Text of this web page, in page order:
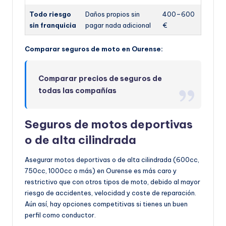
Todo riesgo
sin franquicia
Daños propios sin
pagar nada adicional
400–600
€
Comparar seguros de moto en Ourense:
Comparar precios de seguros de
todas las compañías
Seguros de motos deportivas
o de alta cilindrada
Asegurar motos deportivas o de alta cilindrada (600cc,
750cc, 1000cc o más) en Ourense es más caro y
restrictivo que con otros tipos de moto, debido al mayor
riesgo de accidentes, velocidad y coste de reparación.
Aún así, hay opciones competitivas si tienes un buen
perfil como conductor.